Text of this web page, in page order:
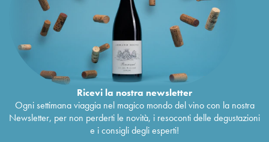
Ricevi la nostra newsletter
Ogni settimana viaggia nel magico mondo del vino con la nostra
Newsletter, per non perderti le novità, i resoconti delle degustazioni
e i consigli degli esperti!